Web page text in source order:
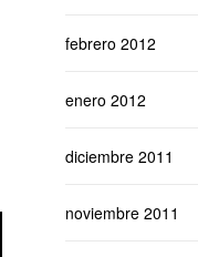
febrero 2012
enero 2012
diciembre 2011
noviembre 2011